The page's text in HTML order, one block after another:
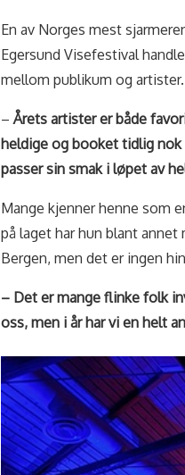
En av Norges mest
Egersund Visefestival
mellom publikum og
–Årets artister er både
heldige og booket tidlig nok
passer sin smak i løpet av
Mange kjenner henne som
på laget har hun blant
Bergen, men det er ingen
– Det er mange flinke folk
oss, men i år har vi en helt